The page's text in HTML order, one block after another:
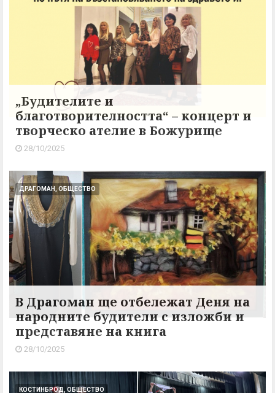
„Будителите и
благотворителността“ – концерт и
творческо ателие в Божурище
28/10/2025
ДРАГОМАН, ОБЩЕСТВО
В Драгоман ще отбележат Деня на
народните будители с изложби и
представяне на книга
28/10/2025
КОСТИНБРОД, ОБЩЕСТВО